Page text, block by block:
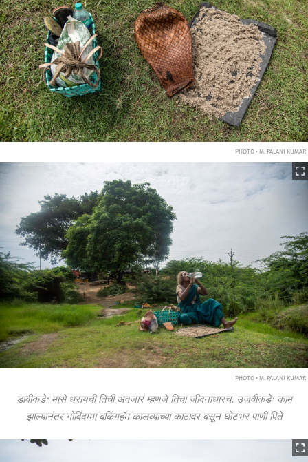
PHOTO • M. PALANI KUMAR
PHOTO • M. PALANI KUMAR
डावीकडेः मासे धरायची तिची अवजारं म्हणजे तिचा जीवनाधारच. उजवीकडेः काम
झाल्यानंतर गोविंदम्मा बकिंगहॅम कालव्याच्या काठावर बसून घोटभर पाणी पिते